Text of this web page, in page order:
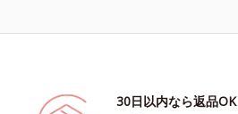
30日以内なら返品OK